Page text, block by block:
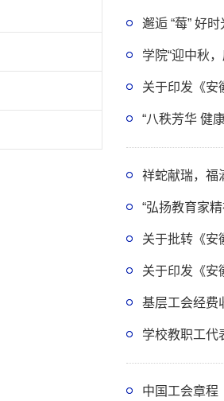
邂逅 “莓” 好
学院“迎中秋
关于印发《安
“八秩芳华 健
祥蛇献瑞，
“弘扬教育家
关于批转《安
关于印发《安
基层工会经费
学校教职工代
中国工会章程